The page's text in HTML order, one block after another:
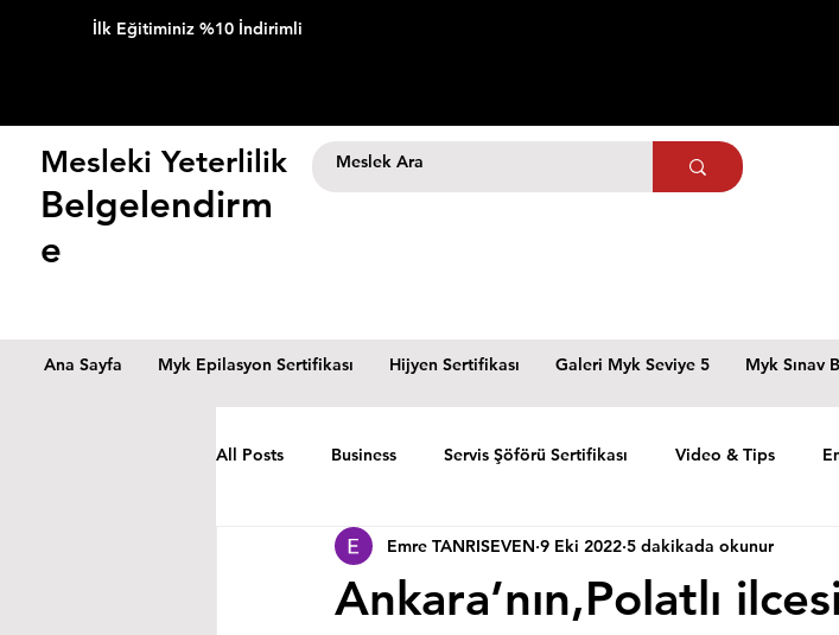
İlk Eğitiminiz %10 İndirimli
Mesleki Yeterlilik
Belgelendirm
e
Ana Sayfa Myk Epilasyon Sertifikası Hijyen Sertifikası Galeri Myk Seviye 5 Myk Sınav
All Posts Business Servis Şöförü Sertifikası Video & Tips
Ankara’nın,Polatlı
Emre TANRISEVEN 9 Eki 2022 5 dakikada okunur